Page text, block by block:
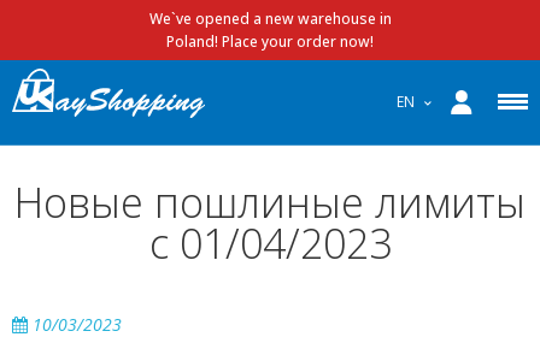
We`ve opened a new warehouse in
Poland! Place your order now!
EN
Новые пошлиные лимиты
с 01/04/2023
10/03/2023